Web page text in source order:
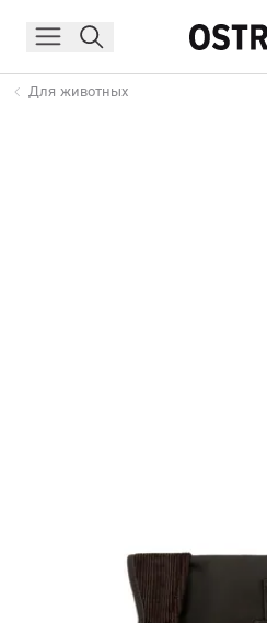
Для животных